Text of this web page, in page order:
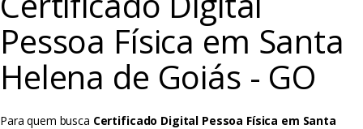
Pessoa Física em Santa
Helena de Goiás - GO
Para quem busca Certificado Digital Pessoa Física em Santa